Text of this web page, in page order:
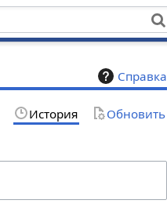
Справка
История Обновить